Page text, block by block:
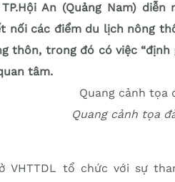
TP.Hội An (Quảng Nam)
nối các điểm du lịch nông
thôn, trong đó có việc
tâm.
Quang cảnh tọa
VHTTDL tổ chức với sự